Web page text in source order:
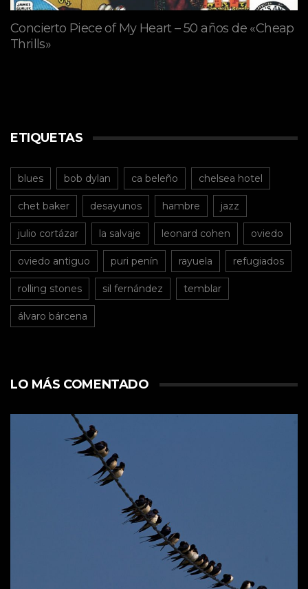
Concierto Piece of My Heart – 50 años de «Cheap
Thrills»
ETIQUETAS
blues bob dylan ca beleño chelsea hotel
chet baker desayunos hambre jazz
julio cortázar la salvaje leonard cohen oviedo
oviedo antiguo puri penín rayuela refugiados
rolling stones sil fernández temblar
álvaro bárcena
LO MÁS COMENTADO